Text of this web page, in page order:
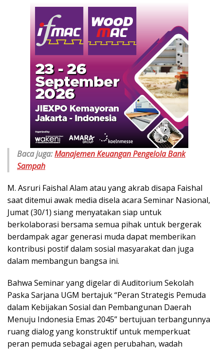
Baca juga:Manajemen Keuangan Pengelola Bank
Sampah
M. Asruri Faishal Alam atau yang akrab disapa Faishal
saat ditemui awak media disela acara Seminar Nasional,
Jumat (30/1) siang menyatakan siap untuk
berkolaborasi bersama semua pihak untuk bergerak
berdampak agar generasi muda dapat memberikan
kontribusi postif dalam sosial masyarakat dan juga
dalam membangun bangsa ini.
Bahwa Seminar yang digelar di Auditorium Sekolah
Paska Sarjana UGM bertajuk “Peran Strategis Pemuda
dalam Kebijakan Sosial dan Pembangunan Daerah
Menuju Indonesia Emas 2045” bertujuan terbangunnya
ruang dialog yang konstruktif untuk memperkuat
peran pemuda sebagai agen perubahan, wadah